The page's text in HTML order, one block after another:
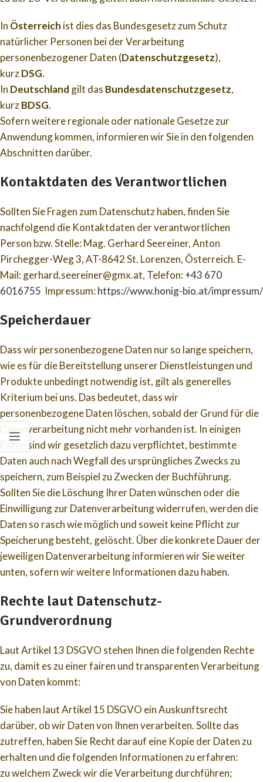
In Österreich ist dies das Bundesgesetz zum Schutz
natürlicher Personen bei der Verarbeitung
personenbezogener Daten (Datenschutzgesetz),
kurzDSG.
In Deutschland gilt das Bundesdatenschutzgesetz,
kurzBDSG.
Sofern weitere regionale oder nationale Gesetze zur
Anwendung kommen, informieren wir Sie in den folgenden
Abschnitten darüber.
Kontaktdaten des Verantwortlichen
Sollten Sie Fragen zum Datenschutz haben, finden Sie
nachfolgend die Kontaktdaten der verantwortlichen
Person bzw. Stelle: Mag. Gerhard Seereiner, Anton
Pirchegger-Weg 3, AT-8642 St. Lorenzen, Österreich. E-
Mail: gerhard.seereiner@gmx.at, Telefon:+43 670
6016755 Impressum:https://www.honig-bio.at/impressum/
Speicherdauer
Dass wir personenbezogene Daten nur so lange speichern,
wie es für die Bereitstellung unserer Dienstleistungen und
Produkte unbedingt notwendig ist, gilt als generelles
Kriterium bei uns. Das bedeutet, dass wir
personenbezogene Daten löschen, sobald der Grund für die
Datenverarbeitung nicht mehr vorhanden ist. In einigen
Fällen sind wir gesetzlich dazu verpflichtet, bestimmte
Daten auch nach Wegfall des ursprüngliches Zwecks zu
speichern, zum Beispiel zu Zwecken der Buchführung.
Sollten Sie die Löschung Ihrer Daten wünschen oder die
Einwilligung zur Datenverarbeitung widerrufen, werden die
Daten so rasch wie möglich und soweit keine Pflicht zur
Speicherung besteht, gelöscht. Über die konkrete Dauer der
jeweiligen Datenverarbeitung informieren wir Sie weiter
unten, sofern wir weitere Informationen dazu haben.
Rechte laut Datenschutz-
Grundverordnung
Laut Artikel 13 DSGVO stehen Ihnen die folgenden Rechte
zu, damit es zu einer fairen und transparenten Verarbeitung
von Daten kommt:
Sie haben laut Artikel 15 DSGVO ein Auskunftsrecht
darüber, ob wir Daten von Ihnen verarbeiten. Sollte das
zutreffen, haben Sie Recht darauf eine Kopie der Daten zu
erhalten und die folgenden Informationen zu erfahren:
zu welchem Zweck wir die Verarbeitung durchführen;